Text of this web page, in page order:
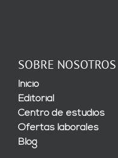
SOBRE NOSOTROS
Inicio
Editorial
Centro de estudios
Ofertas laborales
Blog